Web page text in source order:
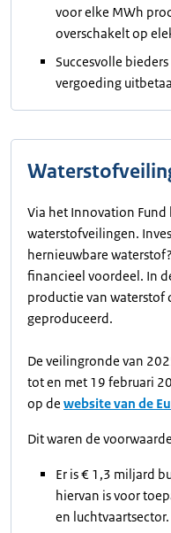
voor elke MWh
overschakelt op
Succesvolle
vergoeding
Via het Innovation
waterstofveilingen.
hernieuwbare
financieel voordeel. In
productie van waterstof
geproduceerd.
De veilingronde van
tot en met 19 februari
op de website van de
Dit waren de
Er is € 1,3 miljard
hiervan is voor
en luchtvaartsector.